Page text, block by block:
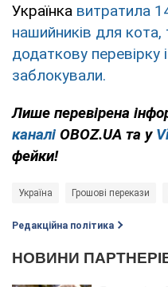
Українка витратила
нашийників для кота,
додаткову перевірку
заблокували.
Лише перевірена
каналі OBOZ.UA та у
фейки!
Україна Грошові перекази
Редакційна політика